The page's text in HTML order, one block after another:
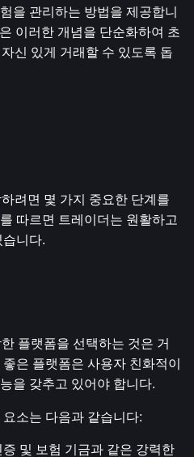
을 관리하는 방법을 제공합니
이러한 개념을 단순화하여 초
신 있게 거래할 수 있도록 돕
려면 몇 가지 중요한 단계를
따르면 트레이더는 원활하고
니다.
플랫폼을 선택하는 것은 거
은 플랫폼은 사용자 친화적이
을 갖추고 있어야 합니다.
소는 다음과 같습니다:
증 및 보험 기금과 같은 강력한